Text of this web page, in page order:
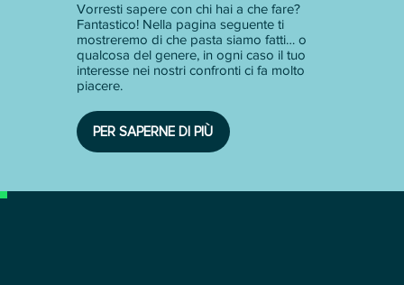
Vorresti sapere con chi hai a che fare?
Fantastico! Nella pagina seguente ti
mostreremo di che pasta siamo fatti… o
qualcosa del genere, in ogni caso il tuo
interesse nei nostri confronti ci fa molto
piacere.
PER SAPERNE DI PIÙ